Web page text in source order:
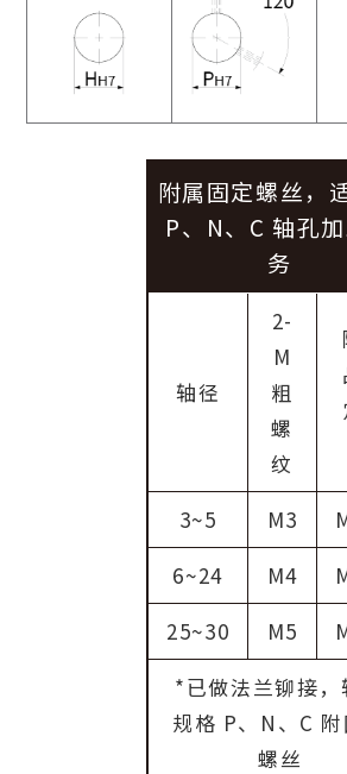
附属固定螺丝，
P、N、C 轴孔加
务
轴径
2-
M
粗
螺
纹
3~5 M3
6~24
M4
25~30
M5
*已做法兰铆接，
规格 P、N、C
螺丝